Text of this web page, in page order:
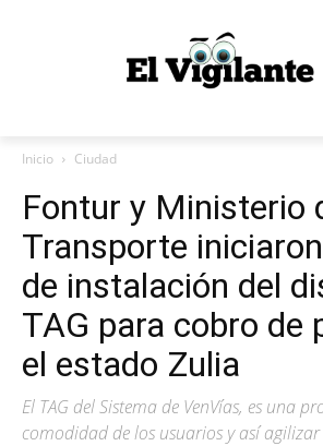
Inicio Ciudad
Fontur y Ministerio
Transporte
de instalación del
TAG para cobro de
el estado Zulia
El TAG del Sistema de VenVías, es una
comodidad de los usuarios y así